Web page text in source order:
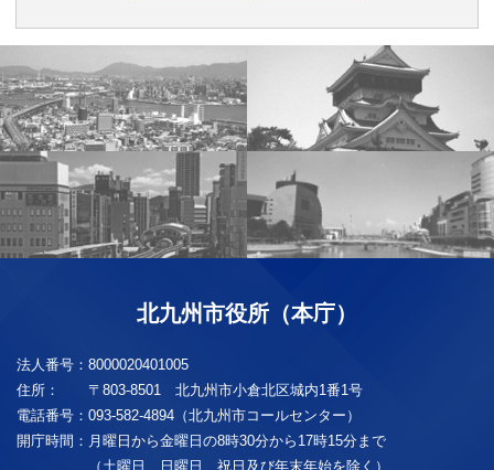
北九州市役所（本庁）
法人番号： 8000020401005
住所：
〒803-8501 北九州市小倉北区城内1番1号
電話番号： 093-582-4894（北九州市コールセンター）
開庁時間： 月曜日から金曜日の8時30分から17時15分まで
（土曜日、日曜日、祝日及び年末年始を除く）